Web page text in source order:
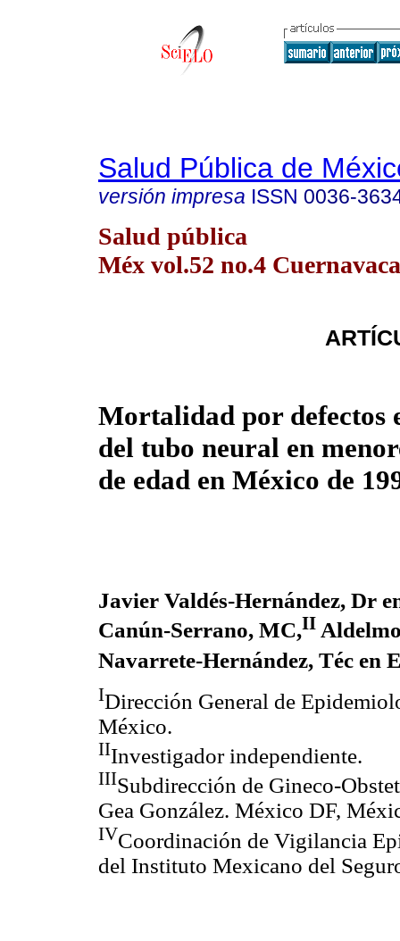
Salud Pública de
versión impresa ISSN 0036-
Salud pública
Méx vol.52 no.4
Mortalidad por defectos
del tubo neural en
de edad en México de
Javier Valdés-Hernández, Dr
Canún-Serrano, MC,II
Navarrete-Hernández, Téc en
IDirección General de
México.
IIInvestigador independiente.
IIISubdirección de Gineco-
Gea González. México DF,
IVCoordinación de Vigilancia
del Instituto Mexicano del